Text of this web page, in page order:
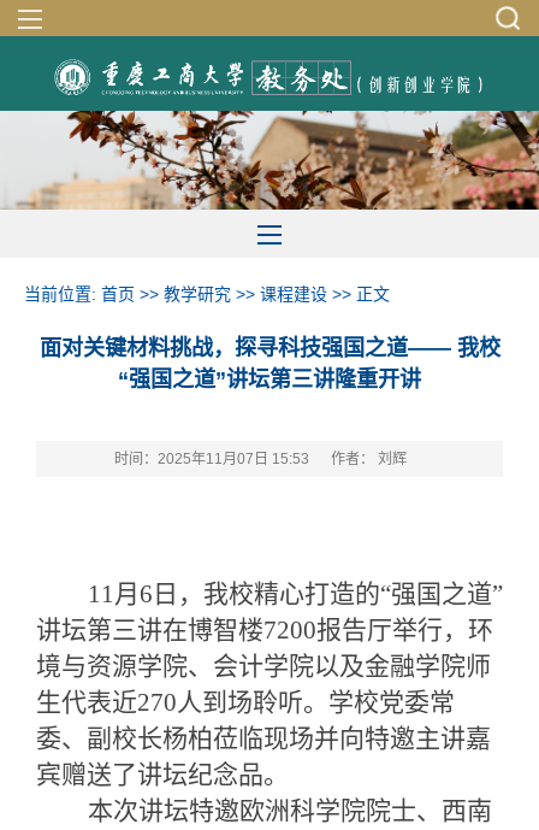
当前位置: 首页 >> 教学研究 >> 课程建设 >> 正文
面对关键材料挑战，探寻科技强国之道—— 我校
“强国之道”讲坛第三讲隆重开讲
时间：2025年11月07日 15:53 作者： 刘辉
11 月 6 日 ， 我校精心打造的“强国之道”
讲坛第三讲在博智楼7200报告厅举行，环
境与资源学院、会计学院以及金融学院师
生代表近270 人到场聆听。学校党委常
委、副校长杨柏莅临现场并向特邀主讲嘉
宾赠送了讲坛纪念品。
本次讲坛特邀欧洲科学院院士、西南